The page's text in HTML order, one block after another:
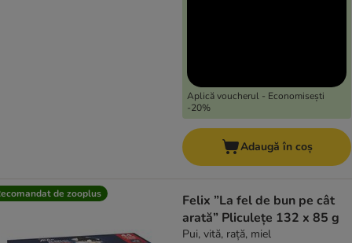
Aplică voucherul - Economisești
-20%
Adaugă în coș
de zooplus
Felix ”La fel de bun pe cât
arată” Pliculețe 132 x 85 g
Pui, vită, rață, miel